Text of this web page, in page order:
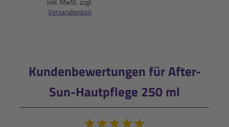
Versandkosten
Kundenbewertungen für After-
Sun-Hautpflege 250 ml